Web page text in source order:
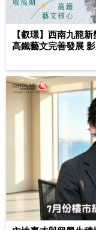
【叡璟】西南九龍
高鐵藝文完善發展